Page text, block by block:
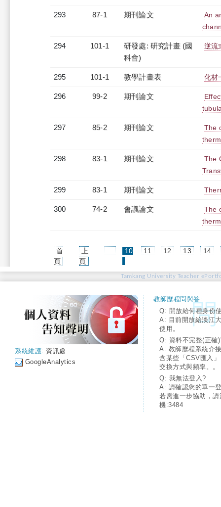
293 87-1 期刊論文
An
294 101-1
研發處: 研究計畫 (國
科會)
逆流
295 101-1 教學計畫表 化材
296 99-2 期刊論文
297 85-2 期刊論文
The
298 83-1 期刊論文
The
299 83-1 期刊論文
300 74-2 會議論文
The
首
頁
上
頁
10
11 12 13 14
Tamkang University Teacher
系統維護: 資訊處
GoogleAnalytics
教師歷程問與答:
Q: 開放給何種身份
A: 目前開放給淡江
使用。
Q: 資料不完整(正確
A: 教師歷程系統介
含某些「CSV匯入
交換方式與頻率。。
Q: 我無法登入?
A: 請確認您的單一
若需進一步協助，
機:3484